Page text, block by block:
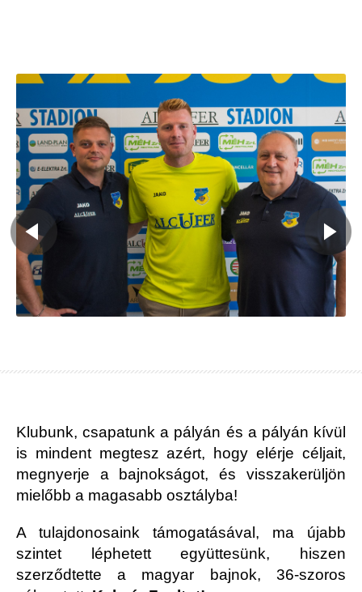
Klubunk, csapatunk a pályán és a pályán kívül
is mindent megtesz azért, hogy elérje céljait,
megnyerje a bajnokságot, és visszakerüljön
mielőbb a magasabb osztályba!
A tulajdonosaink támogatásával, ma újabb
szintet léphetett együttesünk, hiszen
szerződtette a magyar bajnok, 36-szoros